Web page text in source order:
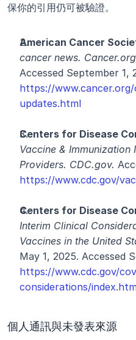
保你的引用仍可被驗證。
American Cancer
cancer news.
https://
updates.html
Centers for Disease
Vaccine &
Providers. CDC.gov.
https://www.cdc.gov/
Centers for Disease
Interim Clinical
Vaccines in the United
https://www.cdc.gov/
considerations/
個人通訊與未發表來源